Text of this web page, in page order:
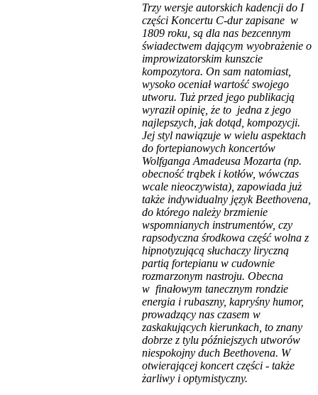
Trzy wersje autorskich kadencji do I
części Koncertu C-dur zapisane w
1809 roku, są dla nas bezcennym
świadectwem dającym wyobrażenie o
improwizatorskim kunszcie
kompozytora. On sam natomiast,
wysoko oceniał wartość swojego
utworu. Tuż przed jego publikacją
wyraził opinię, że to jedna z jego
najlepszych, jak dotąd, kompozycji.
Jej styl nawiązuje w wielu aspektach
do fortepianowych koncertów
Wolfganga Amadeusa Mozarta (np.
obecność trąbek i kotłów, wówczas
wcale nieoczywista), zapowiada już
także indywidualny język Beethovena,
do którego należy brzmienie
wspomnianych instrumentów, czy
rapsodyczna środkowa część wolna z
hipnotyzującą słuchaczy liryczną
partią fortepianu w cudownie
rozmarzonym nastroju. Obecna
w finałowym tanecznym rondzie
energia i rubaszny, kapryśny humor,
prowadzący nas czasem w
zaskakujących kierunkach, to znany
dobrze z tylu późniejszych utworów
niespokojny duch Beethovena. W
otwierającej koncert części - także
żarliwy i optymistyczny.